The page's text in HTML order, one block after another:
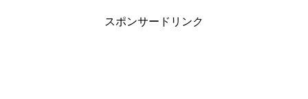
スポンサードリンク